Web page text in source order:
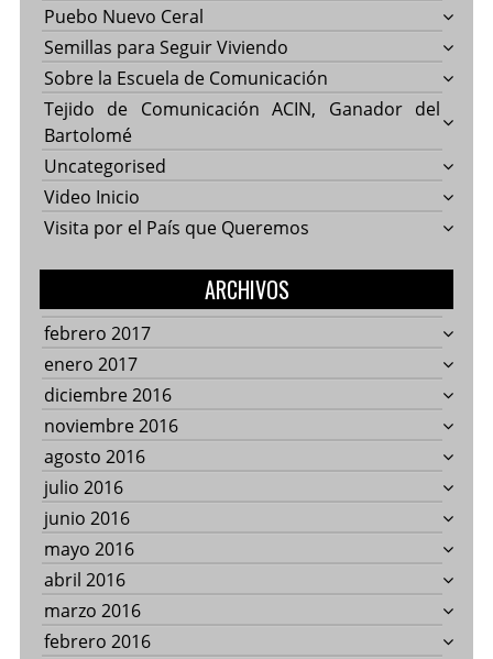
Puebo Nuevo Ceral
Semillas para Seguir Viviendo
Sobre la Escuela de Comunicación
Tejido de Comunicación ACIN, Ganador del
Bartolomé
Uncategorised
Video Inicio
Visita por el País que Queremos
ARCHIVOS
febrero 2017
enero 2017
diciembre 2016
noviembre 2016
agosto 2016
julio 2016
junio 2016
mayo 2016
abril 2016
marzo 2016
febrero 2016